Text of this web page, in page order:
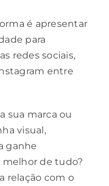
é apresentar
para
redes sociais,
entre
sua marca ou
visual,
ganhe
de tudo?
relação com o